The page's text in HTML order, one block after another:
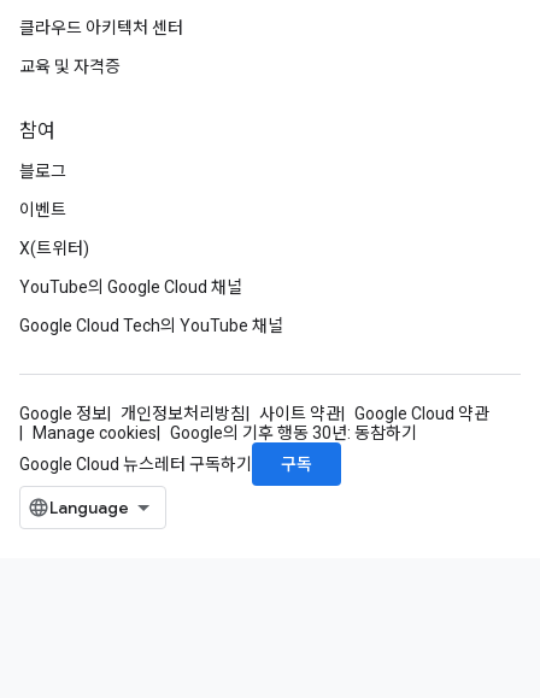
클라우드 아키텍처 센터
교육 및 자격증
참여
블로그
이벤트
X(트위터)
YouTube의 Google Cloud 채널
Google Cloud Tech의 YouTube 채널
Google 정보 개인정보처리방침 사이트 약관
Google Cloud 약관
Manage cookies
Google의 기후 행동 30년: 동참하기
Google Cloud 뉴스레터 구독하기
구독